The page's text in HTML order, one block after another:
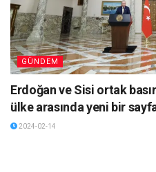
GÜNDEM
Erdoğan ve Sisi ortak
ülke arasında yeni bir
2024-02-14